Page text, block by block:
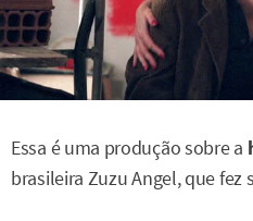
Essa é uma produção sobre a
brasileira Zuzu Angel, que fez